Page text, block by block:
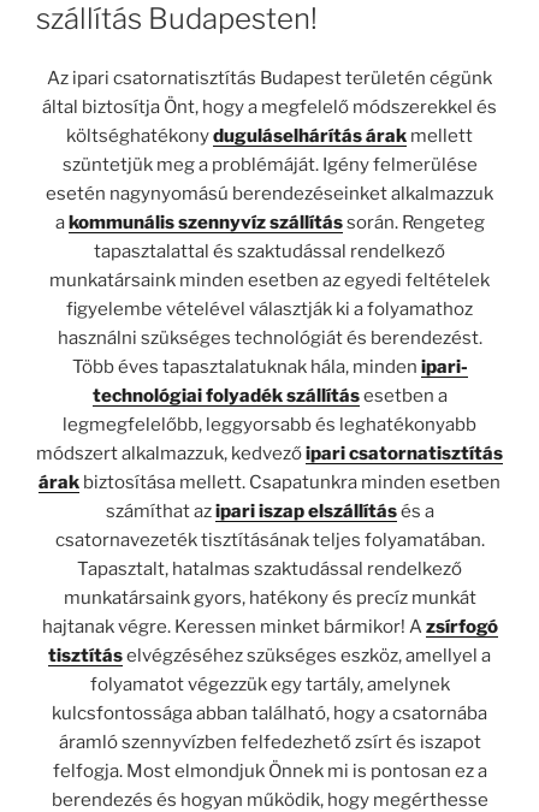
szállítás Budapesten!
Az ipari csatornatisztítás Budapest területén cégünk
által biztosítja Önt, hogy a megfelelő módszerekkel és
költséghatékonyduguláselhárítás árak mellett
szüntetjük meg a problémáját. Igény felmerülése
esetén nagynyomású berendezéseinket alkalmazzuk
akommunális szennyvíz szállítássorán. Rengeteg
tapasztalattal és szaktudással rendelkező
munkatársaink minden esetben az egyedi feltételek
figyelembe vételével választják ki a folyamathoz
használni szükséges technológiát és berendezést.
Több éves tapasztalatuknak hála, minden ipari-
technológiai folyadék szállításesetben a
legmegfelelőbb, leggyorsabb és leghatékonyabb
módszert alkalmazzuk, kedvezőipari csatornatisztítás
árak biztosítása mellett. Csapatunkra minden esetben
számíthat azipari iszap elszállításés a
csatornavezeték tisztításának teljes folyamatában.
Tapasztalt, hatalmas szaktudással rendelkező
munkatársaink gyors, hatékony és precíz munkát
hajtanak végre. Keressen minket bármikor! Azsírfogó
tisztításelvégzéséhez szükséges eszköz, amellyel a
folyamatot végezzük egy tartály, amelynek
kulcsfontossága abban található, hogy a csatornába
áramló szennyvízben felfedezhető zsírt és iszapot
felfogja. Most elmondjuk Önnek mi is pontosan ez a
berendezés és hogyan működik, hogy megérthesse